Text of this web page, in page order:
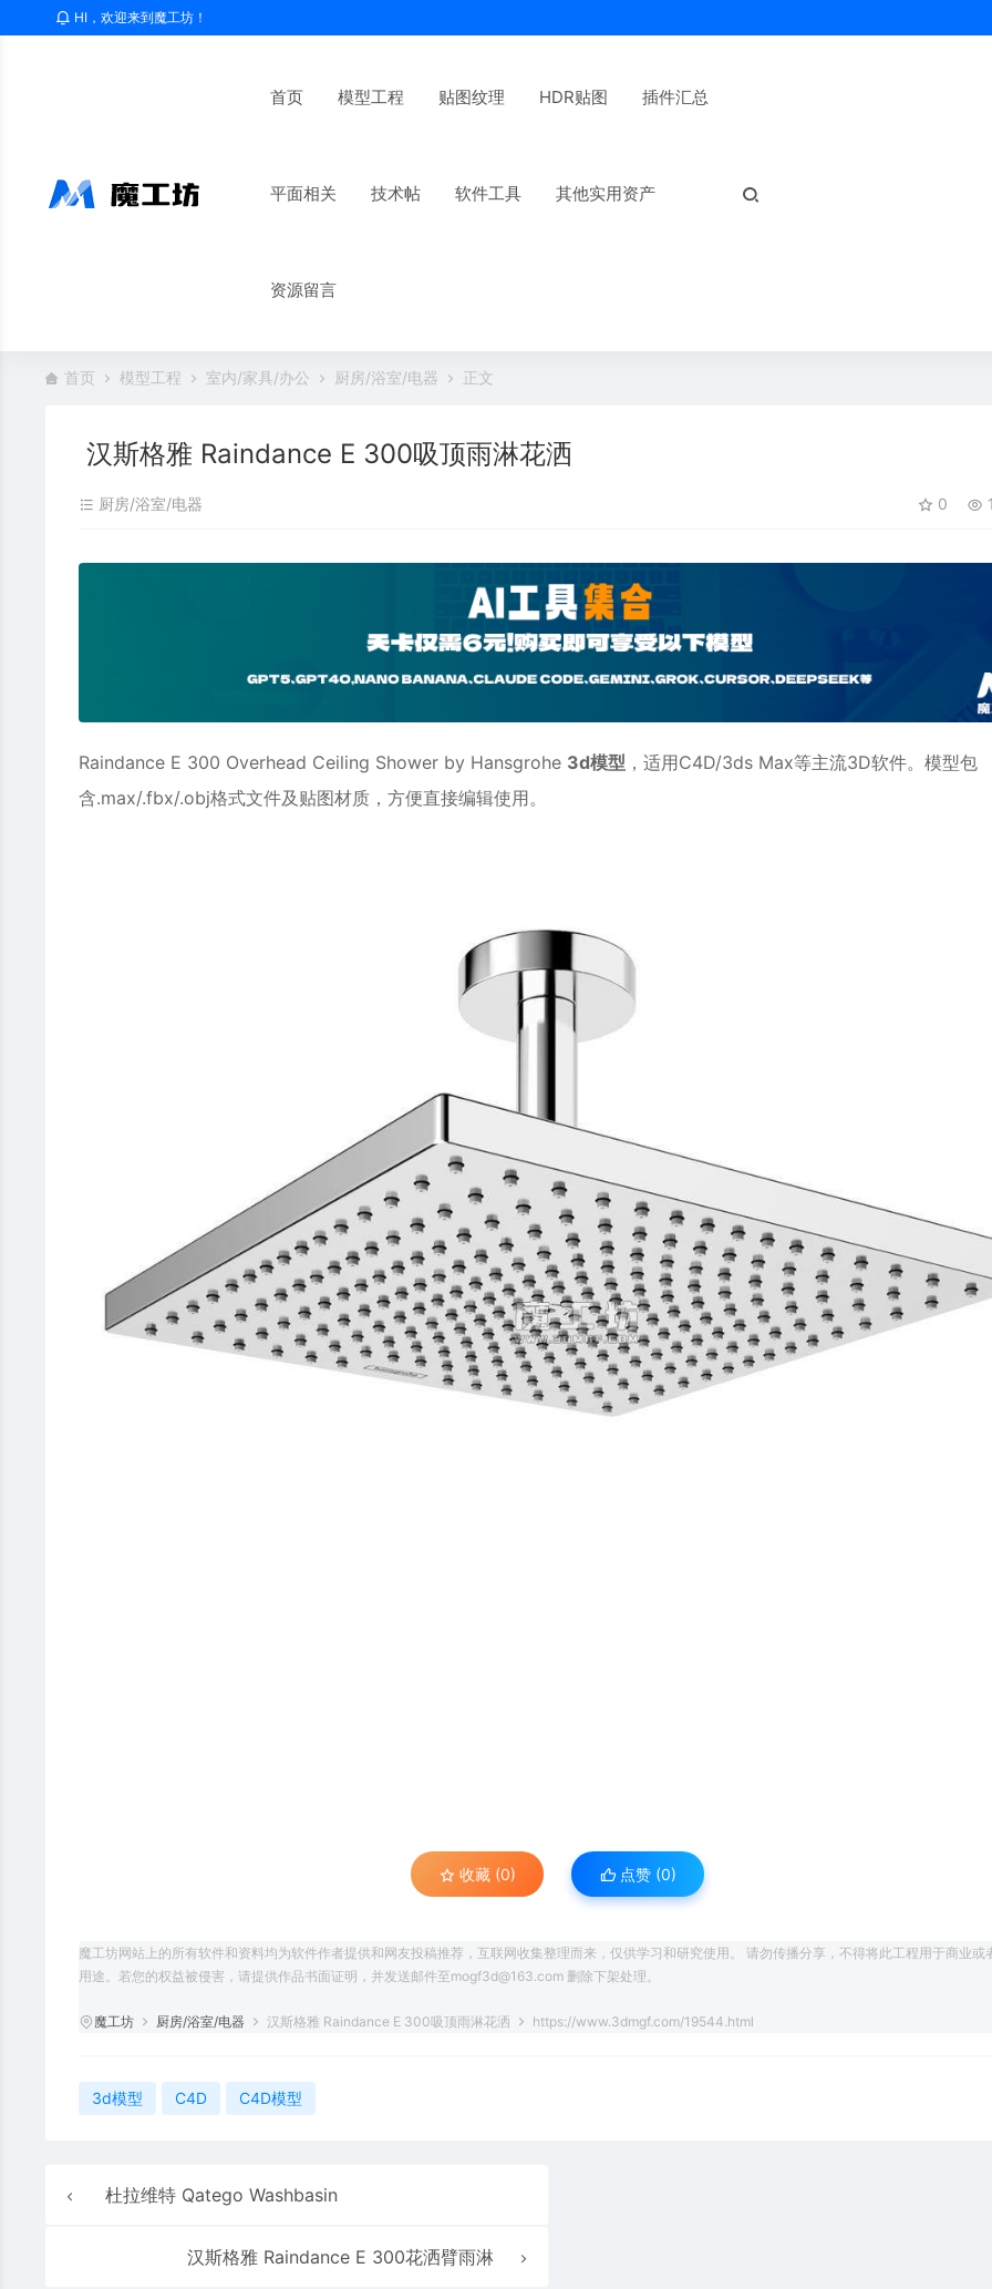
HI，欢迎来到魔工坊！
首页 模型工程 贴图纹理 HDR贴图 插件汇总
平面相关 技术帖 软件工具 其他实用资产
资源留言
首页 模型工程 室内/家具/办公 厨房/浴室/电器 正文
汉斯格雅 Raindance E 300吸顶雨淋花洒
厨房/浴室/电器 0
Raindance E 300 Overhead Ceiling Shower by Hansgrohe 3d模型 ，适用C4D/3ds Max等主流3D软件。模型包
含.max/.fbx/.obj格式文件及贴图材质，方便直接编辑使用。
收藏 (0) 点赞 (0)
魔工坊网站上的所有软件和资料均为软件作者提供和网友投稿推荐，互联网收集整理而来，仅供学习和研究使用。 请勿传播分享，不得将此工程用于商业或
用途。若您的权益被侵害，请提供作品书面证明，并发送邮件至mogf3d@163.com 删除下架处理。
魔工坊 厨房/浴室/电器 汉斯格雅 Raindance E 300吸顶雨淋花洒 https://www.3dmgf.com/19544.html
3d模型 C4D C4D模型
杜拉维特 Qatego Washbasin
汉斯格雅 Raindance E 300花洒臂雨淋